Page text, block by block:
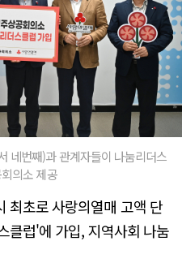
네번째)과 관계자들이 나눔리더스
의소 제공
최초로 사랑의열매 고액 단
클럽'에 가입, 지역사회 나눔